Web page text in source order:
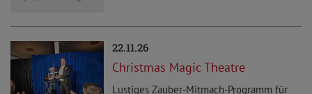
22.11.26
Christmas Magic Theatre
Lustiges Zauber-Mitmach-Programm für